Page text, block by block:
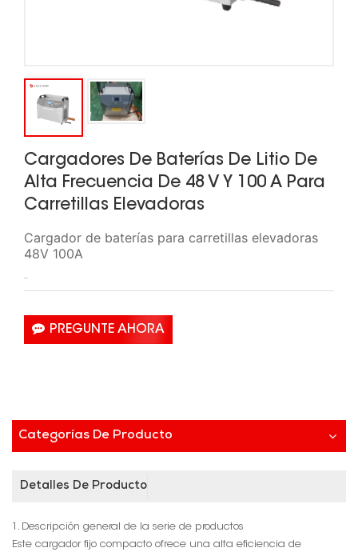
Cargadores De Baterías De Litio De
Alta Frecuencia De 48 V Y 100 A Para
Carretillas Elevadoras
Cargador de baterías para carretillas elevadoras
48V 100A
PREGUNTE AHORA
Categorías De Producto
Detalles De Producto
1. Descripción general de la serie de productos
Este cargador fijo compacto ofrece una alta eficiencia de